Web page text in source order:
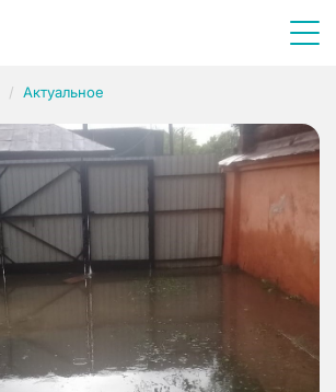
Актуальное